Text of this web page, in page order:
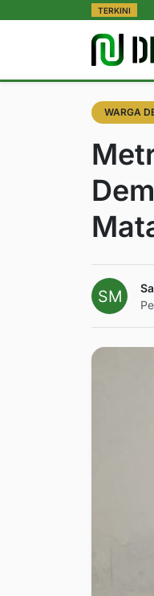
TERKINI
WARGA